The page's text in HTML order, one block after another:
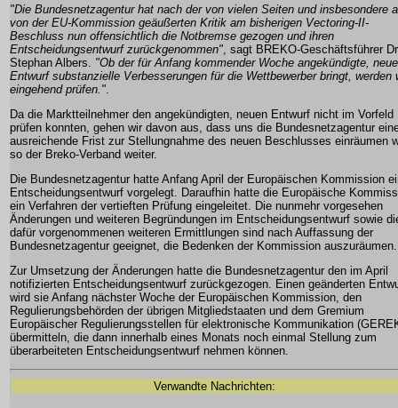
"Die Bundesnetzagentur hat nach der von vielen Seiten und insbesondere
von der EU-Kommission geäußerten Kritik am bisherigen Vectoring-II-
Beschluss nun offensichtlich die Notbremse gezogen und ihren
Entscheidungsentwurf zurückgenommen", sagt BREKO-Geschäftsführer
Stephan Albers. "Ob der für Anfang kommender Woche angekündigte, neue
Entwurf substanzielle Verbesserungen für die Wettbewerber bringt, werden
eingehend prüfen.".
Da die Marktteilnehmer den angekündigten, neuen Entwurf nicht im Vorfeld
prüfen konnten, gehen wir davon aus, dass uns die Bundesnetzagentur
ausreichende Frist zur Stellungnahme des neuen Beschlusses einräumen
so der Breko-Verband weiter.
Die Bundesnetzagentur hatte Anfang April der Europäischen Kommission
Entscheidungsentwurf vorgelegt. Daraufhin hatte die Europäische
ein Verfahren der vertieften Prüfung eingeleitet. Die nunmehr vorgesehen
Änderungen und weiteren Begründungen im Entscheidungsentwurf sowie
dafür vorgenommenen weiteren Ermittlungen sind nach Auffassung der
Bundesnetzagentur geeignet, die Bedenken der Kommission auszuräumen.
Zur Umsetzung der Änderungen hatte die Bundesnetzagentur den im April
notifizierten Entscheidungsentwurf zurückgezogen. Einen geänderten
wird sie Anfang nächster Woche der Europäischen Kommission, den
Regulierungsbehörden der übrigen Mitgliedstaaten und dem Gremium
Europäischer Regulierungsstellen für elektronische Kommunikation
übermitteln, die dann innerhalb eines Monats noch einmal Stellung zum
überarbeiteten Entscheidungsentwurf nehmen können.
Verwandte Nachrichten: